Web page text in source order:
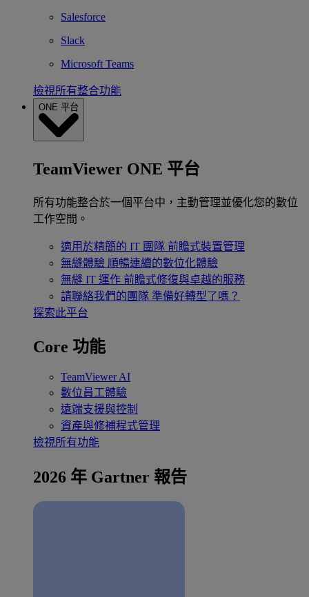
Salesforce
Slack
Microsoft Teams
檢視所有整合功能
ONE 平台
TeamViewer ONE 平台
所有功能整合於一個平台中，主動管理並優化您的數位
工作空間。
適用於精簡的 IT 團隊 前瞻式裝置管理
無縫體驗 順暢連續的數位化體驗
無縫 IT 運作 前瞻式修復與卓越的服務
請聯絡我們的團隊 準備好轉型了嗎？
探索此平台
Core 功能
TeamViewer AI
數位員工體驗
遠端支援與控制
資產與修補程式管理
檢視所有功能
2026 年 Gartner 報告